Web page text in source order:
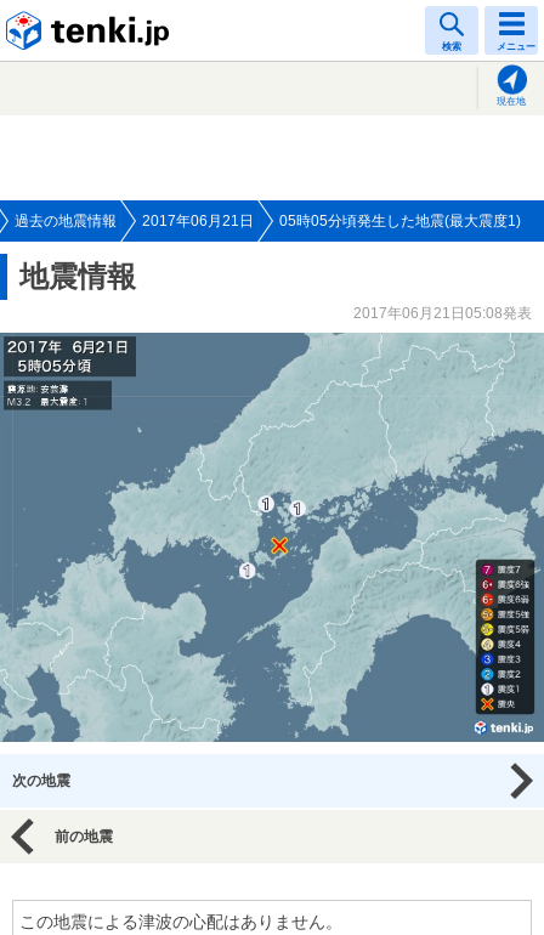
検索 メニュー
現在地
過去の地震情報 2017年06月21日 05時05分頃発生した地震(最大震度1)
地震情報
2017年06月21日05:08発表
次の地震
前の地震
この地震による津波の心配はありません。